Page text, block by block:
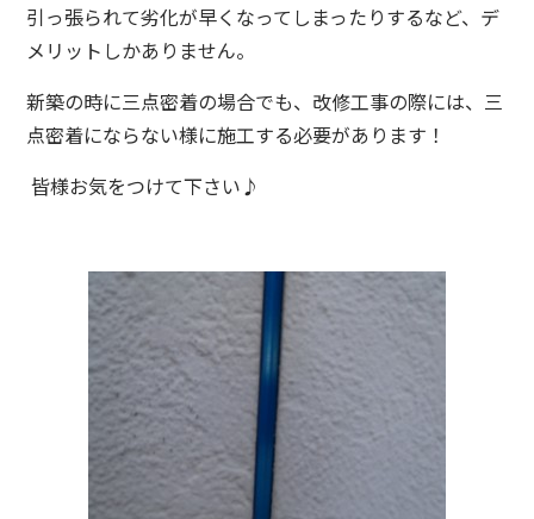
引っ張られて劣化が早くなってしまったりするなど、デ
メリットしかありません。
新築の時に三点密着の場合でも、改修工事の際には、三
点密着にならない様に施工する必要があります！
皆様お気をつけて下さい♪